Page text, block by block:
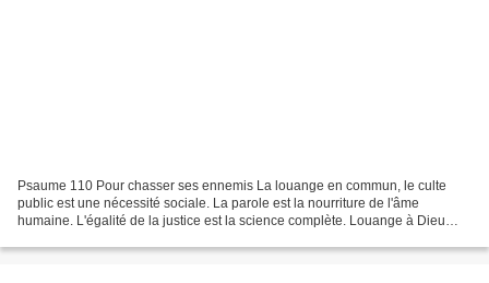
Psaume 110 Pour chasser ses ennemis La louange en commun, le culte
public est une nécessité sociale. La parole est la nourriture de l'âme
humaine. L'égalité de la justice est la science complète. Louange à Dieu